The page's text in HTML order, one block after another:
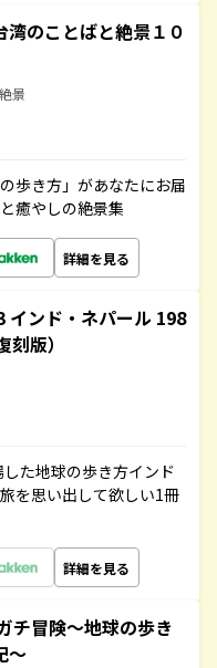
湾のことばと絶景１０
景
歩き方」があなたにお届
癒やしの絶景集
詳細を見る
インド・ネパール 198
版）
た地球の歩き方インド
を思い出して欲しい1冊
詳細を見る
チ冒険～地球の歩き
～